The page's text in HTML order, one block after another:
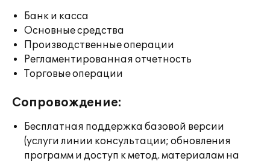
Банк и касса
Основные средства
Производственные операции
Регламентированная отчетность
Торговые операции
Сопровождение:
Бесплатная поддержка базовой версии
(услуги линии консультации; обновления
программ и доступ к метод. материалам на